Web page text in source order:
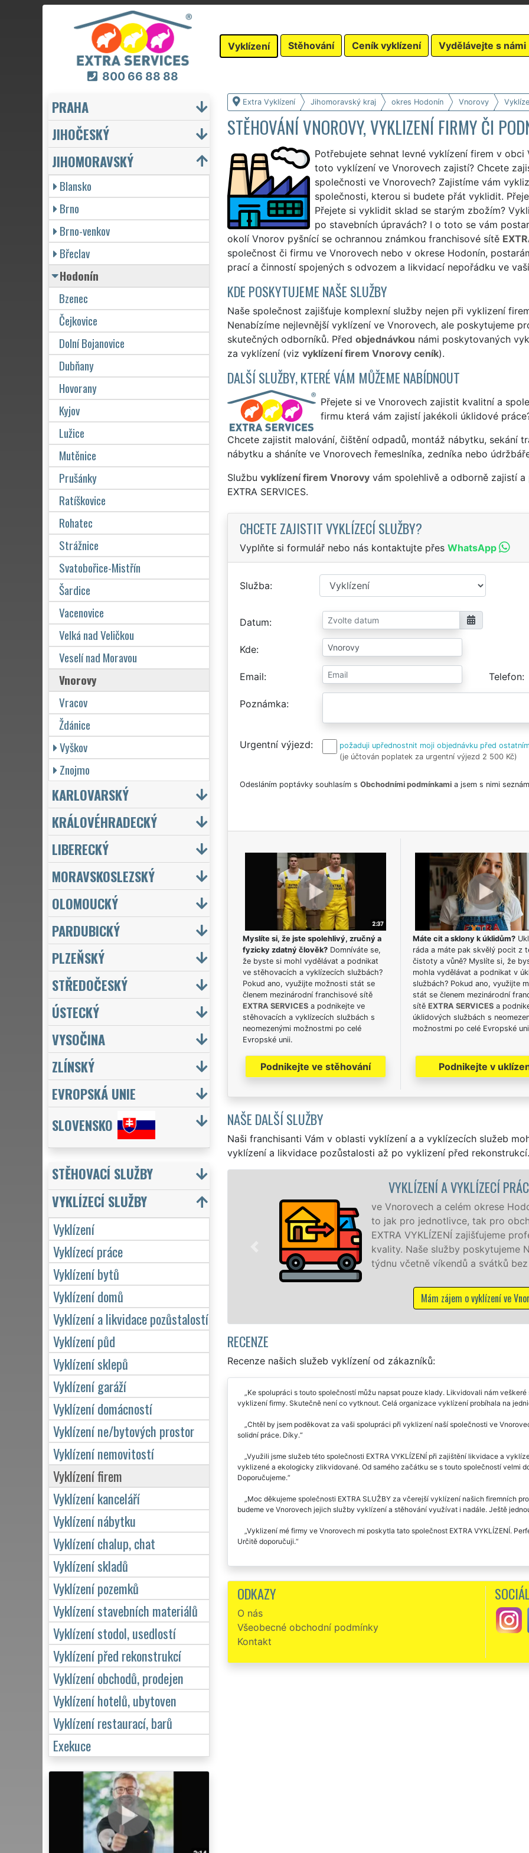
800 66 88 88
Vyklízení Stěhování Ceník vyklízení Vydělávejte s námi
Extra Vyklízení Jihomoravský kraj okres Hodonín Vnorovy
STĚHOVÁNÍ VNOROVY, VYKLIZENÍ FIRMY ČI
Potřebujete sehnat levné vyklízení firem v
toto vyklízení ve Vnorovech zajistí? Chcete
společnosti ve Vnorovech? Zajistíme vám
společnosti, kterou si budete přát vyklidit.
Přejete si vyklidit sklad se starým zbožím?
po stavebních úpravách? I o toto se vám
okolí Vnorov pyšnící se ochrannou známkou franchisové sítě
společnost či firmu ve Vnorovech nebo v okrese Hodonín,
prací a činností spojených s odvozem a likvidací nepořádku ve
KDE POSKYTUJEME NAŠE SLUŽBY
Naše společnost zajišťuje komplexní služby nejen při vyklizení
Nenabízíme nejlevnější vyklízení ve Vnorovech, ale poskytujeme
skutečných odborníků. Před objednávkou námi poskytovaných
za vyklízení (viz vyklízení firem Vnorovy ceník).
DALŠÍ SLUŽBY, KTERÉ VÁM MŮŽEME NABÍDNOUT
Přejete si ve Vnorovech zajistit kvalitní a
firmu která vám zajistí jakékoli úklidové
Chcete zajistit malování, čištění odpadů, montáž nábytku, sekání
nábytku a sháníte ve Vnorovech řemeslníka, zedníka nebo
Službu vyklízení firem Vnorovyvám spolehlivě a odborně zajistí
EXTRA SERVICES.
CHCETE ZAJISTIT VYKLÍZECÍ SLUŽBY?
Vyplňte si formulář nebo nás kontaktujte přes WhatsApp
Služba
Datum
Kde
Email Telefon
Poznámka
Urgentní výjezd
požaduji upřednostnit moji objednávku před
(je účtován poplatek za urgentní výjezd 2 500 Kč)
Odesláním poptávky souhlasím s Obchodními podmínkamia jsem s nimi
Myslíte si, že jste spolehlivý, zručný a
fyzicky zdatný člověk?Domníváte se,
že byste si mohl vydělávat a podnikat
ve stěhovacích a vyklízecích službách?
Pokud ano, využijte možnosti stát se
členem mezinárodní franchisové sítě
EXTRA SERVICESa podnikejte ve
stěhovacích a vyklízecích službách s
neomezenými možnostmi po celé
Evropské unii.
Podnikejte ve stěhování
Máte cit a sklony k úklidům?
ráda a máte pak skvělý pocit z
čistoty a vůně? Myslíte si, že
mohla vydělávat a podnikat v
službách? Pokud ano, využijte
stát se členem mezinárodní
sítě EXTRA SERVICESa
úklidových službách s
možnostmi po celé Evropské
Podnikejte v
NAŠE DALŠÍ SLUŽBY
Naši franchisanti Vám v oblasti vyklízení a a vyklízecích služeb
vyklízení a likvidace pozůstalosti až po vyklizení před rekonstrukcí.
VYKLÍZENÍ A VYKLÍZECÍ PRÁCE VNOROVY
ve Vnorovech a celém okrese Hodonín zajišťujeme služby vyklízení, a
to jak pro jednotlivce, tak pro obchodní společnosti. Pod značkou sítě
EXTRA VYKLÍZENÍ zajišťujeme profesionální a kvalitní servis se zárukou
kvality. Naše služby poskytujeme NON-STOP 24 hodin denně, 7 dní v
týdnu včetně víkendů a svátků bez příplatků.
RECENZE
Recenze našich služeb vyklízení od zákazníků:
Ke spolupráci s touto společností můžu napsat pouze klady. Likvidovali nám
vyklizení firmy. Skutečně není co vytknout. Celá organizace vyklízení probíhala na
Chtěl by jsem poděkovat za vaši spolupráci při vyklizení naší společnosti ve
solidní práce. Díky.
Využili jsme služeb této společnosti EXTRA VYKLÍZENÍ při zajištění likvidace a
vyklizené a ekologicky zlikvidované. Od samého začátku se s touto společností velmi
Doporučujeme.
Moc děkujeme společnosti EXTRA SLUŽBY za včerejší vyklízení našich firemních
budeme ve Vnorovech jejich služby vyklízení a stěhování využívat i nadále. Ještě
Vyklizení mé firmy ve Vnorovech mi poskytla tato společnost EXTRA VYKLÍZENÍ.
Určitě doporučuji.
ODKAZY
O nás
Všeobecné obchodní podmínky
Kontakt
PRAHA
JIHOČESKÝ
JIHOMORAVSKÝ
Blansko
Brno
Brno-venkov
Břeclav
Hodonín
Bzenec
Čejkovice
Dolní Bojanovice
Dubňany
Hovorany
Kyjov
Lužice
Mutěnice
Prušánky
Ratíškovice
Rohatec
Strážnice
Svatobořice-Mistřín
Šardice
Vacenovice
Velká nad Veličkou
Veselí nad Moravou
Vnorovy
Vracov
Ždánice
Vyškov
Znojmo
KARLOVARSKÝ
KRÁLOVÉHRADECKÝ
LIBERECKÝ
MORAVSKOSLEZSKÝ
OLOMOUCKÝ
PARDUBICKÝ
PLZEŇSKÝ
STŘEDOČESKÝ
ÚSTECKÝ
VYSOČINA
ZLÍNSKÝ
EVROPSKÁ UNIE
SLOVENSKO
STĚHOVACÍ SLUŽBY
VYKLÍZECÍ SLUŽBY
Vyklízení
Vyklízecí práce
Vyklízení bytů
Vyklízení domů
Vyklízení a likvidace pozůstalostí
Vyklízení půd
Vyklízení sklepů
Vyklízení garáží
Vyklízení domácností
Vyklízení ne/bytových prostor
Vyklízení nemovitostí
Vyklízení firem
Vyklízení kanceláří
Vyklízení nábytku
Vyklízení chalup, chat
Vyklízení skladů
Vyklízení pozemků
Vyklízení stavebních materiálů
Vyklízení stodol, usedlostí
Vyklízení před rekonstrukcí
Vyklízení obchodů, prodejen
Vyklízení hotelů, ubytoven
Vyklízení restaurací, barů
Exekuce